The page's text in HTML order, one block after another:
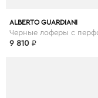
ALBERTO GUARDIANI
9 810 ₽